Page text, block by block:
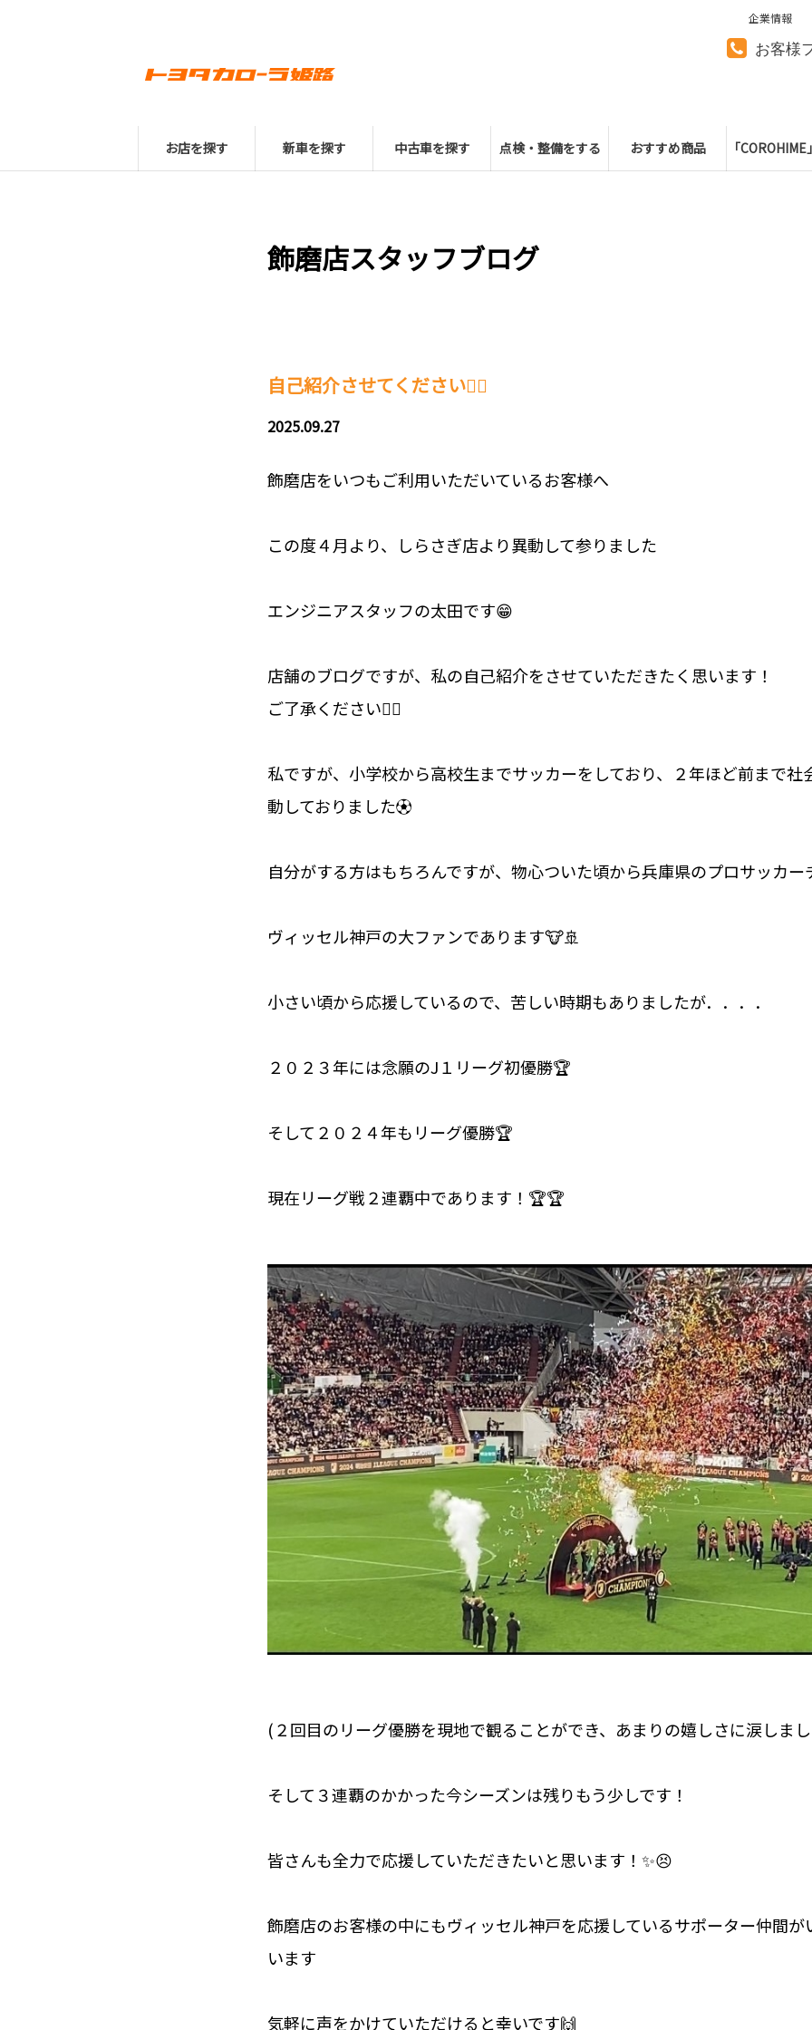
お客様
お店を探す 新車を探す 中古車を探す 点検・整備をする おすすめ商品 「
企業情報
飾磨店スタッフブログ
自己紹介させてください🙋‍♂️
2025.09.27
飾磨店をいつもご利用いただいているお客様へ
この度４月より、しらさぎ店より異動して参りました
エンジニアスタッフの太田です😁
店舗のブログですが、私の自己紹介をさせていただきたく思います！
ご了承ください🙇‍♂️
私ですが、小学校から高校生までサッカーをしており、２年ほど前まで社
動しておりました⚽
自分がする方はもちろんですが、物心ついた頃から兵庫県のプロサッカー
ヴィッセル神戸の大ファンであります🐮🚢
小さい頃から応援しているので、苦しい時期もありましたが．．．．
２０２３年には念願のJ１リーグ初優勝🏆
そして２０２４年もリーグ優勝🏆
現在リーグ戦２連覇中であります！🏆🏆
(２回目のリーグ優勝を現地で観ることができ、あまりの嬉しさに涙しまし
そして３連覇のかかった今シーズンは残りもう少しです！
皆さんも全力で応援していただきたいと思います！✨😣
飾磨店のお客様の中にもヴィッセル神戸を応援しているサポーター仲間が
います
気軽に声をかけていただけると幸いです🙌